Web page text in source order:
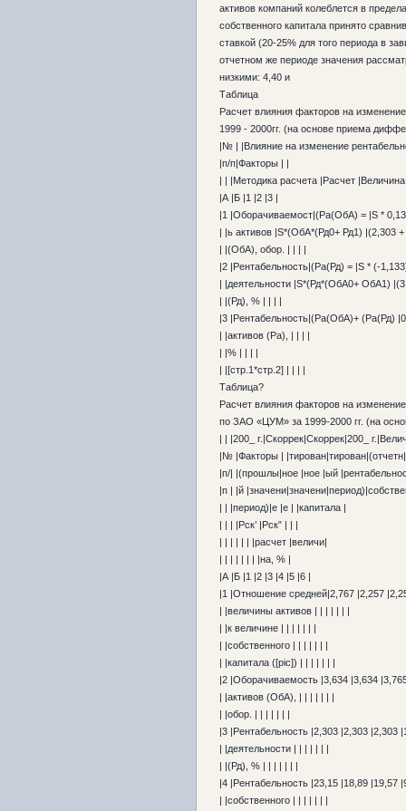
активов компаний колеблется в
собственного капитала принято
ставкой (20-25% для того периода в
отчетном же периоде значения
низкими: 4,40 и
Таблица
Расчет влияния факторов на
1999 - 2000гг. (на основе приема
|№ | |Влияние на изменение
|п/п|Факторы | |
| | |Методика расчета |Расчет
|А |Б |1 |2 |3 |
|1 |Оборачиваемост|(Ра(ОбА) = |Ѕ *
| |ь активов |Ѕ*(ОбА*(Рд0+ Рд1) |(2,303
| |(ОбА), обор. | | | |
|2 |Рентабельность|(Ра(Рд) = |Ѕ * (-
| |деятельности |Ѕ*(Рд*(ОбА0+ ОбА1)
| |(Рд), % | | | |
|3 |Рентабельность|(Ра(ОбА)+ (Ра(Рд)
| |активов (Ра), | | | |
| |% | | | |
| |[стр.1*стр.2] | | | |
Таблица?
Расчет влияния факторов на
по ЗАО «ЦУМ» за 1999-2000 гг. (на
| | |200_ г.|Скоррек|Скоррек|200_
|№ |Факторы |
|п/| |(прошлы|ное |ное |ый
|п | |й
| | |период)|е |е | |капитала |
| | | |Рск’ |Рск” | | |
| | | | | | |расчет |величи|
| | | | | | | |на, % |
|А |Б |1 |2 |3 |4 |5 |6 |
|1 |Отношение средней|2,767 |2,257
| |величины активов | | | | | | |
| |к величине | | | | | | |
| |собственного | | | | | | |
| |капитала ([pic]) | | | | | | |
|2 |Оборачиваемость |3,634 |3,634
| |активов (ОбА), | | | | | | |
| |обор. | | | | | | |
|3 |Рентабельность |2,303 |2,303 |2,303
| |деятельности | | | | | | |
| |(Рд), % | | | | | | |
|4 |Рентабельность |23,15 |18,89 |19,57
| |собственного | | | | | | |